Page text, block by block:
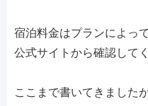
宿泊料金はプランによっ
公式サイトから確認して
ここまで書いてきました